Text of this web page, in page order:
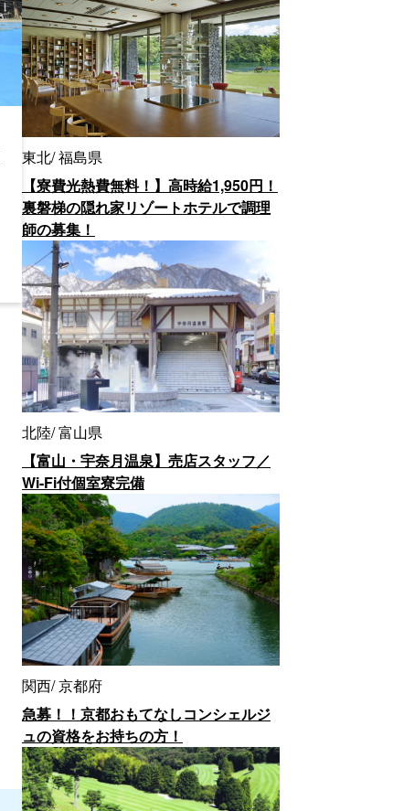
東北 福島県
【寮費光熱費無料！】高時給1,950円！
裏磐梯の隠れ家リゾートホテルで調理
師の募集！
北陸 富山県
【富山・宇奈月温泉】売店スタッフ／
Wi-Fi付個室寮完備
関西 京都府
急募！！京都おもてなしコンシェルジ
ュの資格をお持ちの方！